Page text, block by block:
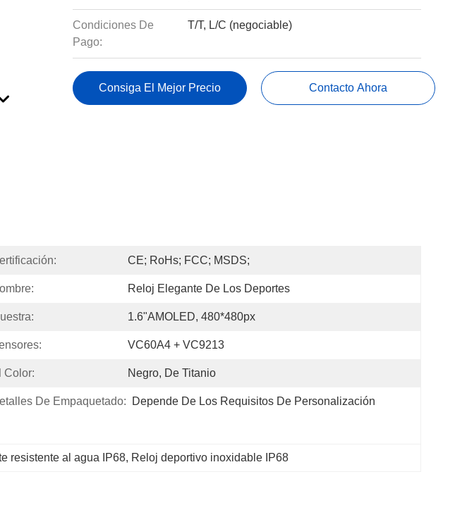
Condiciones De
Pago:
T/T, L/C (negociable)
Consiga El Mejor Precio Contacto Ahora
CE; RoHs; FCC; MSDS;
Reloj Elegante De Los Deportes
1.6"AMOLED, 480*480px
VC60A4 + VC9213
Color: Negro, De Titanio
De Empaquetado: Depende De Los Requisitos De Personalización
resistente al agua IP68, Reloj deportivo inoxidable IP68